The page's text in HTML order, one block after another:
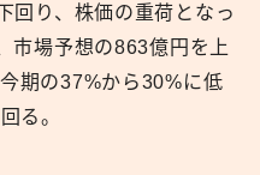
回り、株価の重荷となっ
市場予想の863億円を上
期の37%から30%に低
る。